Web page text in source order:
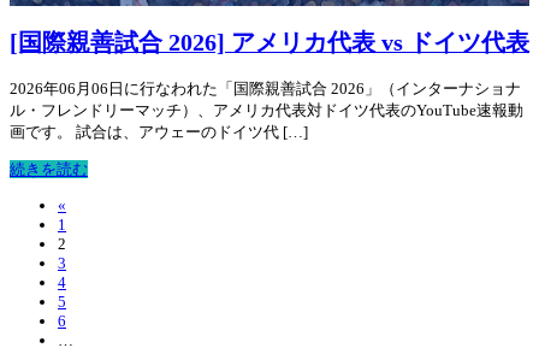
[国際親善試合 2026] アメリカ代表 vs ドイツ代表
2026年06月06日に行なわれた「国際親善試合 2026」（インターナショナ
ル・フレンドリーマッチ）、アメリカ代表対ドイツ代表のYouTube速報動
画です。 試合は、アウェーのドイツ代 […]
続きを読む
«
1
2
3
4
5
6